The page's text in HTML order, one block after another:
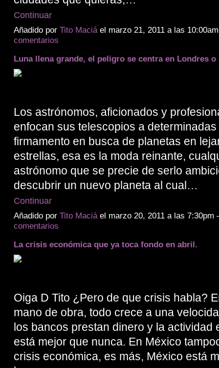
Continuar
Añadido por Tito Maciáel marzo 21, 2011 a las
comentarios
Luna llena grande, el peligro se centra en Londres o
Los astrónomos, aficionados y
enfocan sus telescopios a
firmamento en busca de planetas en
estrellas, esa es la moda reinante,
astrónomo que se precie de serlo
descubrir un nuevo planeta al cual…
Continuar
Añadido por Tito Maciáel marzo 20, 2011 a las
comentarios
La crisis económica que ya toca fondo en abril.
Oiga D Tito ¿Pero de que crisis habla?
mano de obra, todo crece a una
los bancos prestan dinero y la actividad
está mejor que nunca. En México
crisis económica, es más, México está